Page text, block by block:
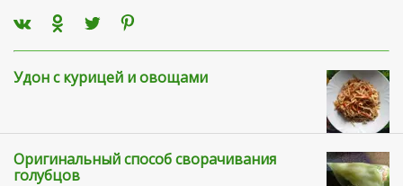
Удон с курицей и овощами
Оригинальный способ сворачивания
голубцов